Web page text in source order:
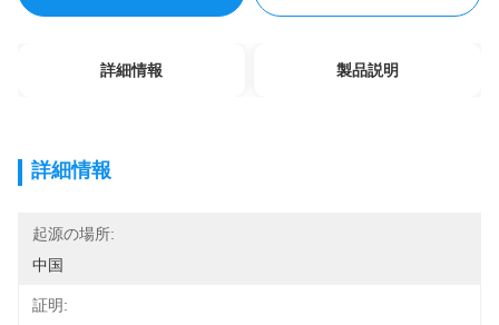
詳細情報 製品説明
詳細情報
起源の場所:
中国
証明: